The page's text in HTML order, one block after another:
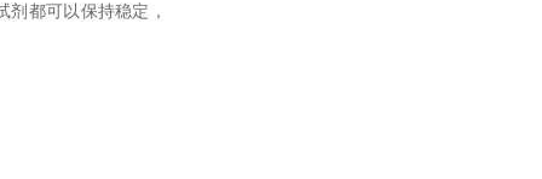
剂都可以保持稳定，